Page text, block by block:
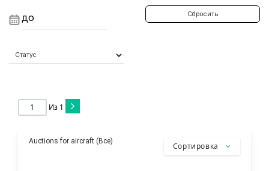
Сбросить
Из 1
Auctions for aircraft (Все) Сортировка